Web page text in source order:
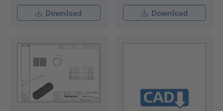
Download Download